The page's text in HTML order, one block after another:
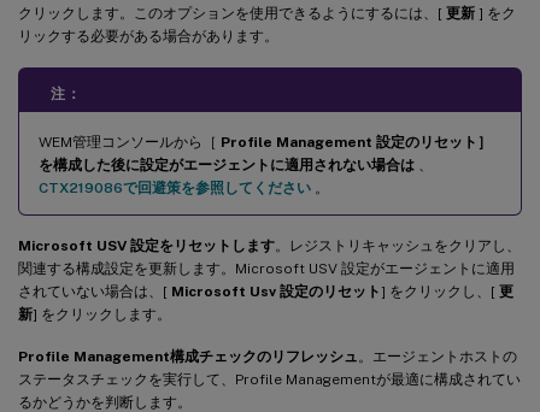
クリックします。このオプションを使用できるようにするには、[ 更新 ] をク
リックする必要がある場合があります。
注：
WEM管理コンソールから［ Profile Management 設定のリセット］
を構成した後に設定がエージェントに適用されない場合は
CTX219086で回避策を参照してください 。
Microsoft USV 設定をリセットします。レジストリキャッシュをクリアし、
関連する構成設定を更新します。Microsoft USV 設定がエージェントに適用
されていない場合は、[ Microsoft Usv 設定のリセット ] をクリックし、[ 更
新] をクリックします。
Profile Management構成チェックのリフレッシュ 。エージェントホストの
ステータスチェックを実行して、Profile Managementが最適に構成されてい
るかどうかを判断します。